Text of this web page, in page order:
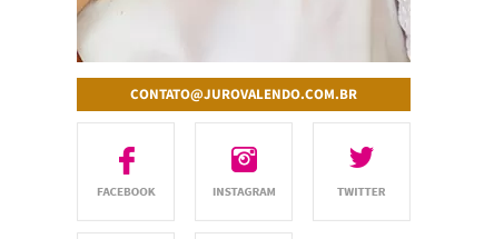
CONTATO@JUROVALENDO.COM.BR